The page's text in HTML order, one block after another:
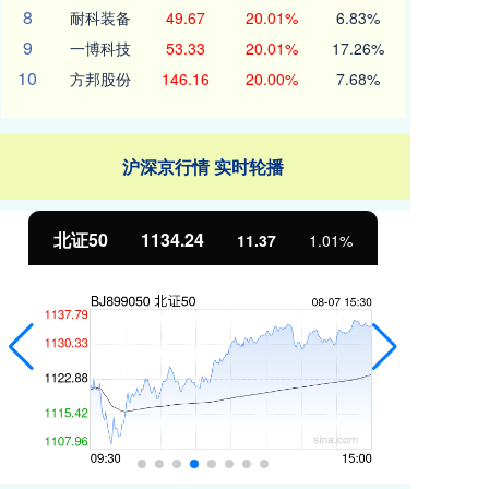
8 耐科装备 49.67 20.01% 6.83%
9 一博科技 53.33 20.01% 17.26%
10 方邦股份 146.16 20.00% 7.68%
沪深京行情 实时轮播
北证50 1134.24 11.37 1.01%